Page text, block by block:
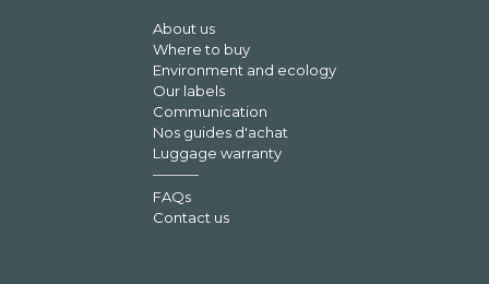
About us
Where to buy
Environment and ecology
Our labels
Communication
Nos guides d'achat
Luggage warranty
FAQs
Contact us